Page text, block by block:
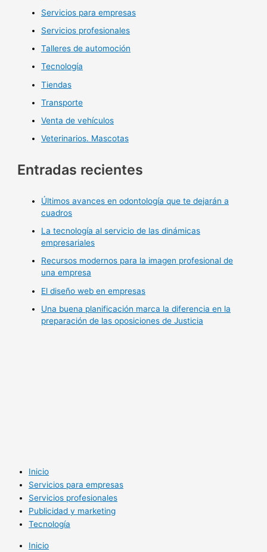
Servicios para empresas
Servicios profesionales
Talleres de automoción
Tecnología
Tiendas
Transporte
Venta de vehículos
Veterinarios. Mascotas
Entradas recientes
Últimos avances en odontología que te dejarán a
cuadros
La tecnología al servicio de las dinámicas
empresariales
Recursos modernos para la imagen profesional de
una empresa
El diseño web en empresas
Una buena planificación marca la diferencia en la
preparación de las oposiciones de Justicia
Inicio
Servicios para empresas
Servicios profesionales
Publicidad y marketing
Tecnología
Inicio